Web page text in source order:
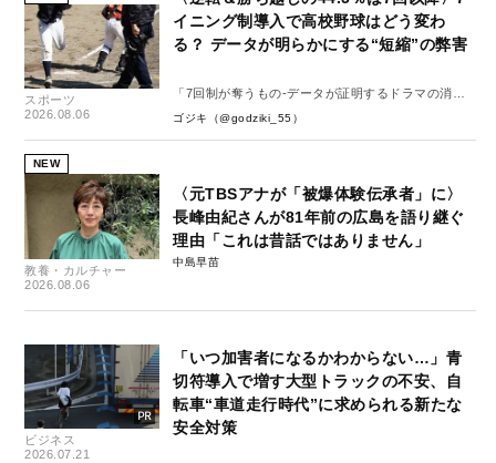
スポーツ
2026.08.06
イニング制導入で高校野球はどう変わ
る？ データが明らかにする“短縮”の弊害
「7回制が奪うもの-データが証明するドラマの消
失-」
ゴジキ（@godziki_55）
NEW
教養・カルチャー
2026.08.06
〈元TBSアナが「被爆体験伝承者」に〉
長峰由紀さんが81年前の広島を語り継ぐ
理由「これは昔話ではありません」
中島早苗
ビジネス
2026.07.21
「いつ加害者になるかわからない…」青
切符導入で増す大型トラックの不安、自
転車“車道走行時代”に求められる新たな
安全対策